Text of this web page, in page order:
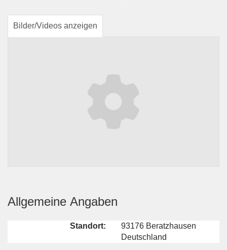
Bilder/Videos anzeigen
Allgemeine Angaben
Standort:
93176 Beratzhausen
Deutschland